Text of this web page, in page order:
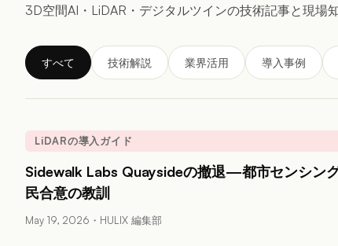
3D空間AI・LiDAR・デジタルツインの技術記事と現場
すべて 技術解説 業界活用 導入事例
LiDARの導入ガイド
Sidewalk Labs Quaysideの撤退—都市センシン
民合意の教訓
May 19, 2026 ・ HULIX 編集部